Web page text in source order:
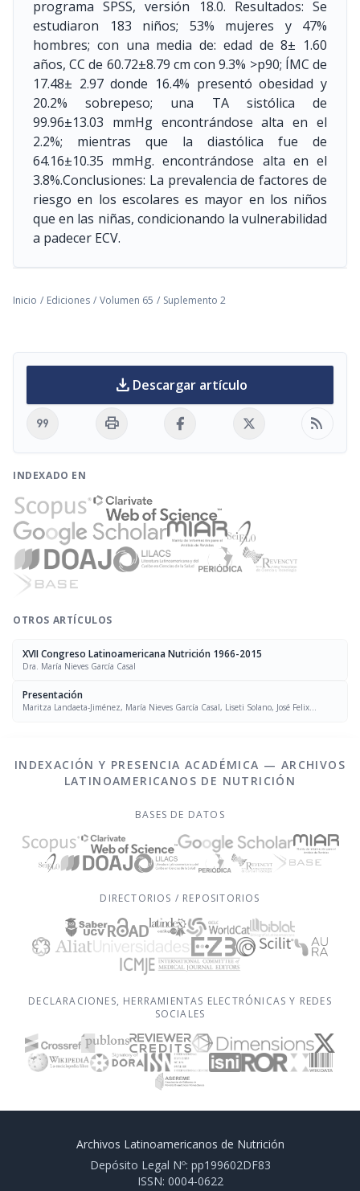
programa SPSS, versión 18.0. Resultados: Se
estudiaron 183 niños; 53% mujeres y 47%
hombres; con una media de: edad de 8± 1.60
años, CC de 60.72±8.79 cm con 9.3% >p90; ÍMC de
17.48± 2.97 donde 16.4% presentó obesidad y
20.2% sobrepeso; una TA sistólica de
99.96±13.03 mmHg encontrándose alta en el
2.2%; mientras que la diastólica fue de
64.16±10.35 mmHg. encontrándose alta en el
3.8%.Conclusiones: La prevalencia de factores de
riesgo en los escolares es mayor en los niños
que en las niñas, condicionando la vulnerabilidad
a padecer ECV.
Inicio / Ediciones / Volumen 65 / Suplemento 2
download Descargar artículo
format_quote print rss_feed
INDEXADO EN
OTROS ARTÍCULOS
XVII Congreso Latinoamericana Nutrición 1966-2015
Dra. María Nieves García Casal
Presentación
Maritza Landaeta-Jiménez, María Nieves García Casal, Liseti Solano, José Felix
INDEXACIÓN Y PRESENCIA ACADÉMICA — ARCHIVOS
LATINOAMERICANOS DE NUTRICIÓN
BASES DE DATOS
DIRECTORIOS / REPOSITORIOS
DECLARACIONES, HERRAMIENTAS ELECTRÓNICAS Y REDES
SOCIALES
Archivos Latinoamericanos de Nutrición
Depósito Legal Nº: pp199602DF83
ISSN: 0004-0622